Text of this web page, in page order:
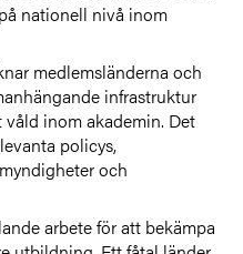
nationell nivå inom
medlemsländerna och
infrastruktur
inom akademin. Det
policys,
och
arbete för att bekämpa